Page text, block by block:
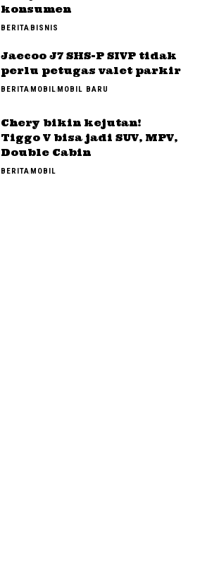
konsumen
BERITABISNIS
Jaecoo J7 SHS-P SIVP tidak
perlu petugas valet parkir
BERITAMOBILMOBIL BARU
Chery bikin kejutan!
Tiggo V bisa jadi SUV, MPV,
Double Cabin
BERITAMOBIL